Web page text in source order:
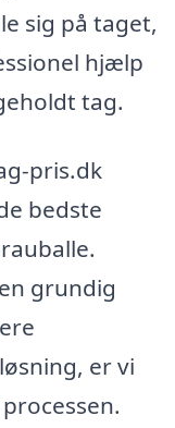
sig på taget,
hjælp
tag.
pris.dk
bedste
grundig
er vi